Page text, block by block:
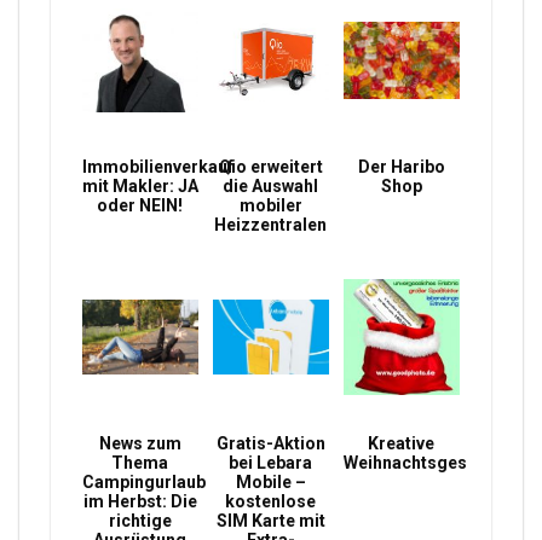
Immobilienverkauf
mit Makler: JA
oder NEIN!
Qio erweitert
die Auswahl
mobiler
Heizzentralen
Der Haribo
Shop
News zum
Thema
Campingurlaub
im Herbst: Die
richtige
Gratis-Aktion
bei Lebara
Mobile –
kostenlose
SIM Karte mit
Kreative
Weihnachtsgeschenke